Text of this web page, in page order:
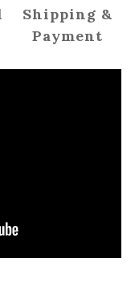
Shipping &
Payment